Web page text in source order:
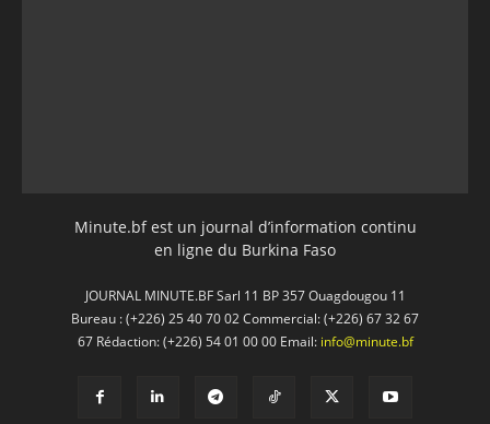
Minute.bf est un journal d’information continu
en ligne du Burkina Faso
JOURNAL MINUTE.BF Sarl 11 BP 357 Ouagdougou 11
Bureau : (+226) 25 40 70 02 Commercial: (+226) 67 32 67
67 Rédaction: (+226) 54 01 00 00 Email: info@minute.bf